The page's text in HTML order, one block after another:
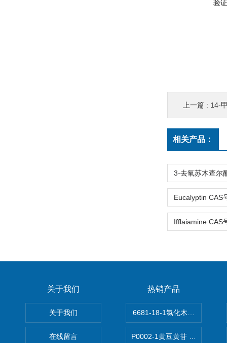
验
上一篇 : 14-甲
相关产品：
关于我们
关于我们
在线留言
热销产品
6681-18-1氯化木兰花碱
P0002-1黄豆黄苷 40246-10-